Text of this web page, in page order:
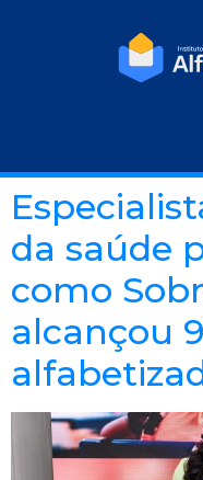
da saúde
como
alcançou